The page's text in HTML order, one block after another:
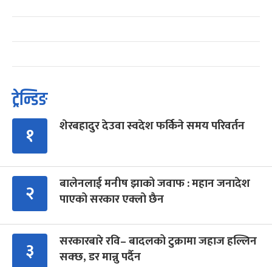
ट्रेन्डिङ
१ शेरबहादुर देउवा स्वदेश फर्किने समय परिवर्तन
२
बालेनलाई मनीष झाको जवाफ : महान जनादेश
पाएको सरकार एक्लो छैन
३
सरकारबारे रवि– बादलको टुक्रामा जहाज हल्लिन
सक्छ, डर मान्नु पर्दैन